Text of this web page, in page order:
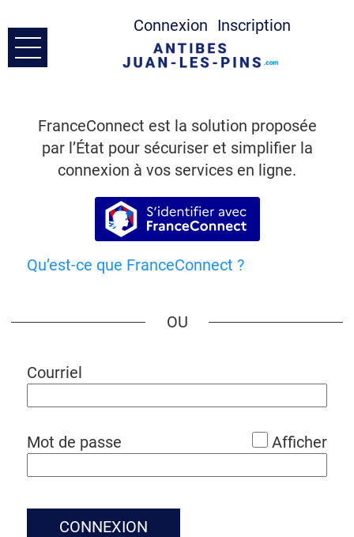
Connexion Inscription
Ouvrir le menu
Prendre Contact
Mon compte
FranceConnect est la solution proposée
par l’État pour sécuriser et simplifier la
connexion à vos services en ligne.
S’identifier avec
Qu’est-ce que FranceConnect ?
Courriel
Mot de passe Afficher
CONNEXION